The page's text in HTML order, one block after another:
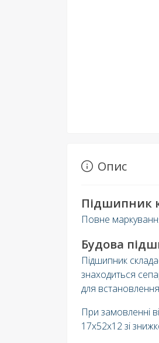
Опис
Підшипник
Повне
Будова
Підшипник
знаходиться
для
При замовленні
17х52х12 зі